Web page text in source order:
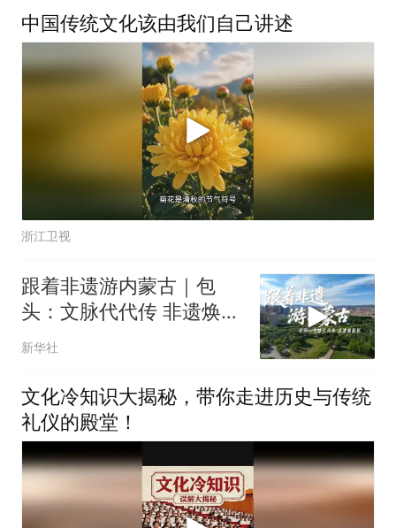
中国传统文化该由我们自己讲述
浙江卫视
跟着非遗游内蒙古｜包
头：文脉代代传 非遗焕新
彩
新华社
文化冷知识大揭秘，带你走进历史与传统
礼仪的殿堂！